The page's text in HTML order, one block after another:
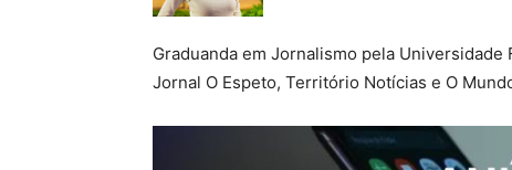
Graduanda em Jornalismo pela
Jornal O Espeto, Território Notícias e O